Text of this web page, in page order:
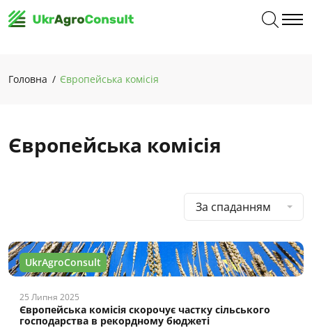
Головна Європейська комісія
Європейська комісія
За спаданням
UkrAgroConsult
25 Липня 2025
Європейська комісія скорочує частку сільського
господарства в рекордному бюджеті